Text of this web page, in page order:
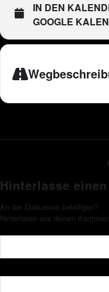
IN DEN
GOOGLE
Hinterlasse
An der Diskussion beteiligen?
Hinterlasse uns deinen